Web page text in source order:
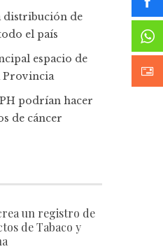
distribución de
el país
espacio de
Provincia
podrían hacer
de cáncer
un registro de
de Tabaco y